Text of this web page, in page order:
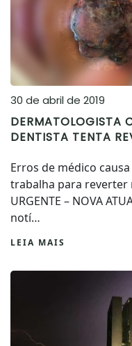
30 de abril de 2019
DERMATOLOGISTA
DENTISTA TENTA
Erros de médico
trabalha para reverter
URGENTE – NOVA
notí…
LEIA MAIS